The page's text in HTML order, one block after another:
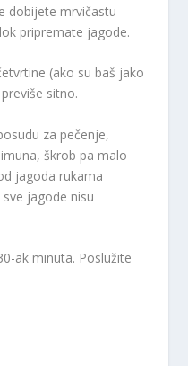
dobijete mrvičastu
pripremate jagode.
(ako su baš jako
sitno.
za pečenje,
škrob pa malo
jagoda rukama
jagode nisu
ak minuta. Poslužite